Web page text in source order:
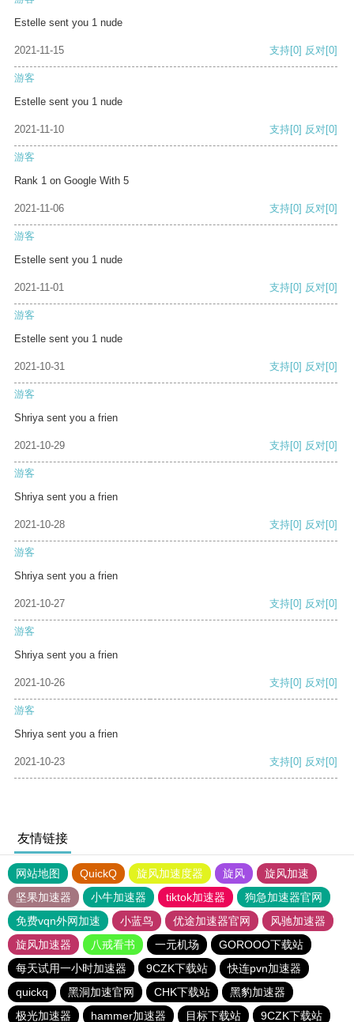
Estelle sent you 1 nude
2021-11-15 支持[0] 反对[0]
游客
Estelle sent you 1 nude
2021-11-10 支持[0] 反对[0]
游客
Rank 1 on Google With 5
2021-11-06 支持[0] 反对[0]
游客
Estelle sent you 1 nude
2021-11-01 支持[0] 反对[0]
游客
Estelle sent you 1 nude
2021-10-31 支持[0] 反对[0]
游客
Shriya sent you a frien
2021-10-29 支持[0] 反对[0]
游客
Shriya sent you a frien
2021-10-28 支持[0] 反对[0]
游客
Shriya sent you a frien
2021-10-27 支持[0] 反对[0]
游客
Shriya sent you a frien
2021-10-26 支持[0] 反对[0]
游客
Shriya sent you a frien
2021-10-23 支持[0] 反对[0]
友情链接
网站地图 QuickQ 旋风加速度器 旋风
旋风加速
坚果加速器
小牛加速器 tiktok加速器
狗急加速器官网
免费vqn外网加速
小蓝鸟 优途加速器官网
风驰加速器
旋风加速器
八戒看书 一元机场
GOROOO下载站
每天试用一小时加速器
9CZK下载站
快连pvn加速器
quickq
黑洞加速官网 CHK下载站
黑豹加速器
极光加速器
hammer加速器 目标下载站 9CZK下载站